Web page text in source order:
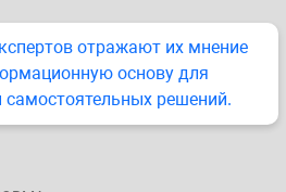
отражают их мнение
основу для
решений.